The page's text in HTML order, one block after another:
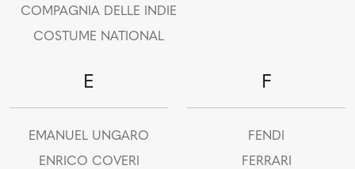
COMPAGNIA DELLE INDIE
COSTUME NATIONAL
E
EMANUEL UNGARO
ENRICO COVERI
F
FENDI
FERRARI